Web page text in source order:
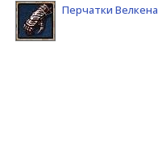
Перчатки Велкена